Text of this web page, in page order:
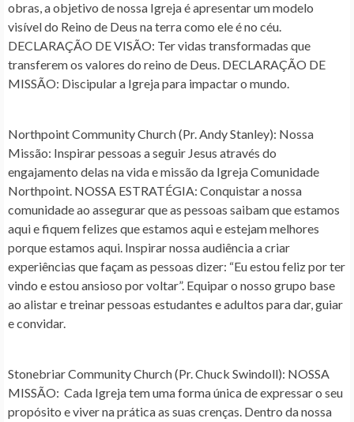
obras, a objetivo de nossa Igreja é apresentar um modelo
visível do Reino de Deus na terra como ele é no céu.
DECLARAÇÃO DE VISÃO: Ter vidas transformadas que
transferem os valores do reino de Deus. DECLARAÇÃO DE
MISSÃO: Discipular a Igreja para impactar o mundo.
Northpoint Community Church (Pr. Andy Stanley): Nossa
Missão: Inspirar pessoas a seguir Jesus através do
engajamento delas na vida e missão da Igreja Comunidade
Northpoint. NOSSA ESTRATÉGIA: Conquistar a nossa
comunidade ao assegurar que as pessoas saibam que estamos
aqui e fiquem felizes que estamos aqui e estejam melhores
porque estamos aqui. Inspirar nossa audiência a criar
experiências que façam as pessoas dizer: “Eu estou feliz por ter
vindo e estou ansioso por voltar”. Equipar o nosso grupo base
ao alistar e treinar pessoas estudantes e adultos para dar, guiar
e convidar.
Stonebriar Community Church (Pr. Chuck Swindoll): NOSSA
MISSÃO: Cada Igreja tem uma forma única de expressar o seu
propósito e viver na prática as suas crenças. Dentro da nossa